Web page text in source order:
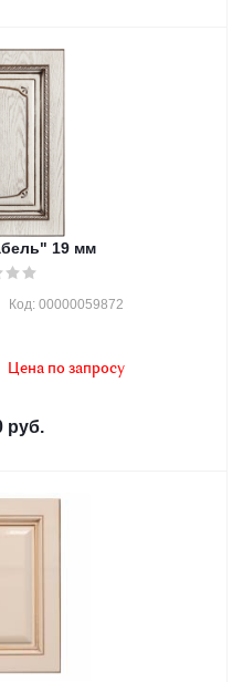
19 мм
Код: 00000059872
Цена по запросу
руб.